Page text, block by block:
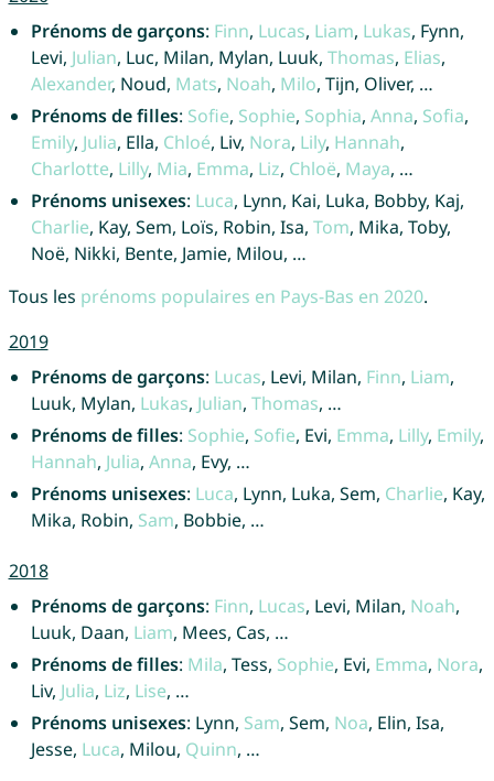
Prénoms de garçons: Finn, Lucas, Liam, Lukas, Fynn,
Levi, Julian, Luc, Milan, Mylan, Luuk, Thomas, Elias,
Alexander, Noud, Mats, Noah, Milo, Tijn, Oliver, …
Prénoms de filles: Sofie, Sophie, Sophia, Anna, Sofia,
Emily, Julia, Ella, Chloé, Liv, Nora, Lily, Hannah,
Charlotte, Lilly, Mia, Emma, Liz, Chloë, Maya, …
Prénoms unisexes: Luca, Lynn, Kai, Luka, Bobby, Kaj,
Charlie, Kay, Sem, Loïs, Robin, Isa, Tom, Mika, Toby,
Noë, Nikki, Bente, Jamie, Milou, …
Tous les prénoms populaires en Pays-Bas en 2020.
2019
Prénoms de garçons: Lucas, Levi, Milan, Finn, Liam,
Luuk, Mylan, Lukas, Julian, Thomas, …
Prénoms de filles: Sophie, Sofie, Evi, Emma, Lilly, Emily,
Hannah, Julia, Anna, Evy, …
Prénoms unisexes: Luca, Lynn, Luka, Sem, Charlie, Kay,
Mika, Robin, Sam, Bobbie, …
2018
Prénoms de garçons: Finn, Lucas, Levi, Milan, Noah,
Luuk, Daan, Liam, Mees, Cas, …
Prénoms de filles: Mila, Tess, Sophie, Evi, Emma, Nora,
Liv, Julia, Liz, Lise, …
Prénoms unisexes: Lynn, Sam, Sem, Noa, Elin, Isa,
Jesse, Luca, Milou, Quinn, …